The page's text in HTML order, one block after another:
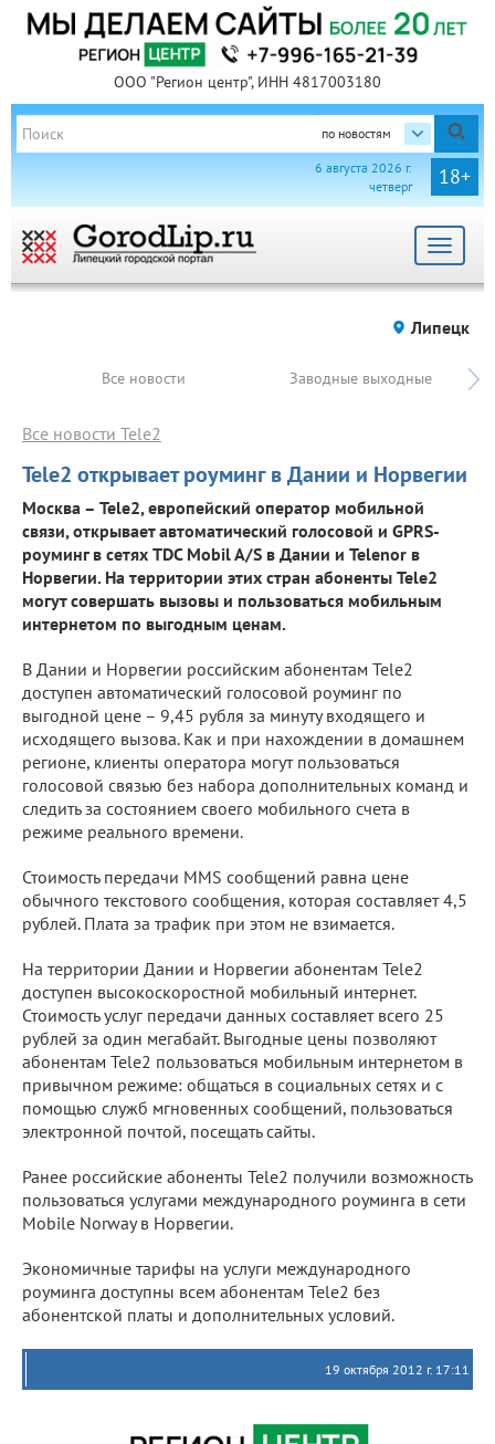
ООО "Регион центр", ИНН 4817003180
по новостям
18+
6 августа 2026 г.
четверг
Toggle
Липецк
Все новости Заводные выходные
Tele2 открывает роуминг в Дании и Норвегии
Все новости Tele2
Москва – Tele2, европейский оператор мобильной
связи, открывает автоматический голосовой и GPRS-
роуминг в сетях TDC Mobil A/S в Дании и Telenor в
Норвегии. На территории этих стран абоненты Tele2
могут совершать вызовы и пользоваться мобильным
интернетом по выгодным ценам.
В Дании и Норвегии российским абонентам Tele2
доступен автоматический голосовой роуминг по
выгодной цене – 9,45 рубля за минуту входящего и
исходящего вызова. Как и при нахождении в домашнем
регионе, клиенты оператора могут пользоваться
голосовой связью без набора дополнительных команд и
следить за состоянием своего мобильного счета в
режиме реального времени.
Стоимость передачи MMS сообщений равна цене
обычного текстового сообщения, которая составляет 4,5
рублей. Плата за трафик при этом не взимается.
На территории Дании и Норвегии абонентам Tele2
доступен высокоскоростной мобильный интернет.
Стоимость услуг передачи данных составляет всего 25
рублей за один мегабайт. Выгодные цены позволяют
абонентам Tele2 пользоваться мобильным интернетом в
привычном режиме: общаться в социальных сетях и с
помощью служб мгновенных сообщений, пользоваться
электронной почтой, посещать сайты.
Ранее российские абоненты Tele2 получили возможность
пользоваться услугами международного роуминга в сети
Mobile Norway в Норвегии.
Экономичные тарифы на услуги международного
роуминга доступны всем абонентам Tele2 без
абонентской платы и дополнительных условий.
19 октября 2012 г. 17:11